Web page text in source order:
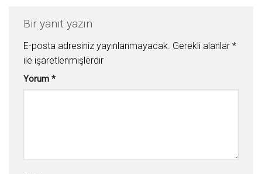
Bir yanıt yazın
E-posta adresiniz yayınlanmayacak. Gerekli alanlar *
ile işaretlenmişlerdir
Yorum *